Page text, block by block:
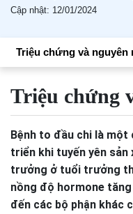
Cập nhật: 12/01/2024
Triệu chứng và nguyên
Triệu chứng
Bệnh to đầu chi là
triển khi tuyến yên sản
trưởng ở tuổi trưởng
nồng độ hormone
đến các bộ phận khác